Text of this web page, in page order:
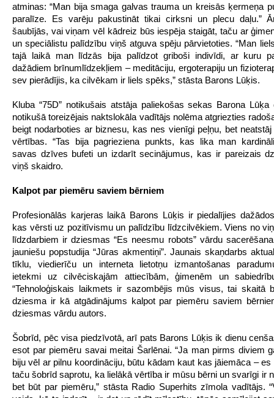
atminas: “Man bija smaga galvas trauma un kreisās ķermeņa
paralīze. Es varēju pakustināt tikai cirksni un plecu daļu.”
šaubījās, vai viņam vēl kādreiz būs iespēja staigāt, taču ar
un speciālistu palīdzību viņš atguva spēju pārvietoties. “Man
tajā laikā man līdzās bija palīdzot griboši indivīdi, ar kuru
dažādiem brīnumlīdzekļiem – meditāciju, ergoterapiju un
sev pierādījis, ka cilvēkam ir liels spēks,” stāsta Barons Lūķis.
Kluba “75D” notikušais atstāja paliekošas sekas Barona
notikušā toreizējais naktslokāla vadītājs nolēma atgriezties
beigt nodarboties ar biznesu, kas nes vienīgi peļņu, bet
vērtības. “Tas bija pagrieziena punkts, kas lika man
savas dzīves bufeti un izdarīt secinājumus, kas ir pareizais
viņš skaidro.
Kalpot par piemēru saviem bērniem
Profesionālās karjeras laikā Barons Lūķis ir piedalījies
kas vērsti uz pozitīvismu un palīdzību līdzcilvēkiem. Viens no
līdzdarbiem ir dziesmas “Es neesmu robots” vārdu
jauniešu popstudija “Jūras akmentiņi”. Jaunais skaņdarbs
tīklu, viedierīču un interneta lietotņu izmantošanas
ietekmi uz cilvēciskajām attiecībām, ģimenēm un
“Tehnoloģiskais laikmets ir sazombējis mūs visus, tai skaitā
dziesma ir kā atgādinājums kalpot par piemēru saviem
dziesmas vārdu autors.
Šobrīd, pēc visa piedzīvotā, arī pats Barons Lūķis ik dienu
esot par piemēru savai meitai Šarlēnai. “Ja man pirms diviem
biju vēl ar pilnu koordināciju, būtu kādam kaut kas jāiemāca – es
taču šobrīd saprotu, ka lielākā vērtība ir mūsu bērni un svarīgi ir
bet būt par piemēru,” stāsta Radio Superhits zīmola vadītājs.